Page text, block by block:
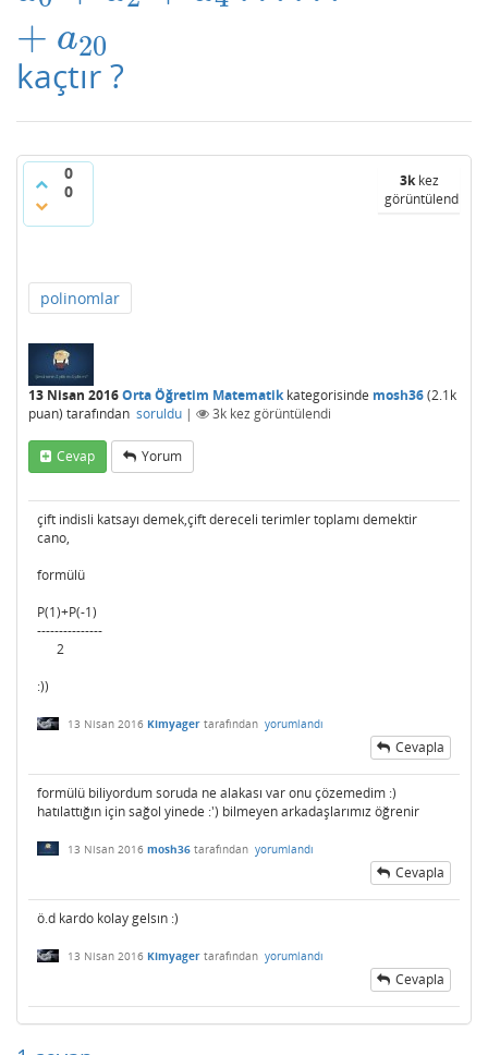
+ a20
kaçtır ?
0
0
3kkez
görüntülendi
polinomlar
13 Nisan 2016Orta Öğretim Matematikkategorisinde mosh36(2.1k
puan) tarafından soruldu | 3k kez görüntülendi
Cevap Yorum
çift indisli katsayı demek,çift dereceli terimler toplamı demektir
cano,
formülü
P(1)+P(-1)
---------------
2
:))
13 Nisan 2016 Kimyager tarafından yorumlandı
Cevapla
formülü biliyordum soruda ne alakası var onu çözemedim :)
hatılattığın için sağol yinede :') bilmeyen arkadaşlarımız öğrenir
13 Nisan 2016 mosh36 tarafından yorumlandı
Cevapla
ö.d kardo kolay gelsın :)
13 Nisan 2016 Kimyager tarafından yorumlandı
Cevapla